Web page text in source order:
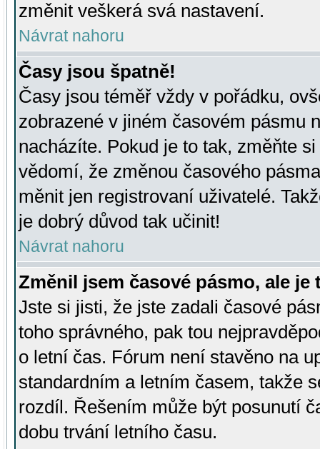
změnit veškerá svá nastavení.
Návrat nahoru
Časy jsou špatně!
Časy jsou téměř vždy v pořádku,
zobrazené v jiném časovém pásmu
nacházíte. Pokud je to tak, změňte
vědomí, že změnou časového
měnit jen registrovaní uživatelé.
je dobrý důvod tak učinit!
Návrat nahoru
Změnil jsem časové pásmo, ale je
Jste si jisti, že jste zadali časové
toho správného, pak tou
o letní čas. Fórum není stavěno na
standardním a letním časem, takže
rozdíl. Řešením může být posunutí
dobu trvání letního času.